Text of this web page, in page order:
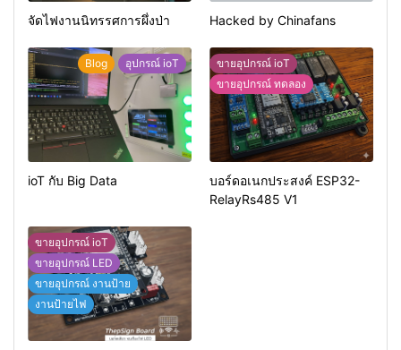
จัดไฟงานนิทรรศการผึ่งป่า Hacked by Chinafans
Blog อุปกรณ์ ioT
ioT กับ Big Data
ขายอุปกรณ์ ioT
ขายอุปกรณ์ ทดลอง
บอร์ดอเนกประสงค์ ESP32-
RelayRs485 V1
ขายอุปกรณ์ ioT
ขายอุปกรณ์ LED
ขายอุปกรณ์ งานป้าย
งานป้ายไฟ